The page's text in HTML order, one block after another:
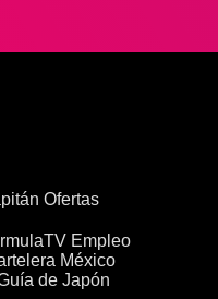
Ofertas
Empleo
México
de Japón